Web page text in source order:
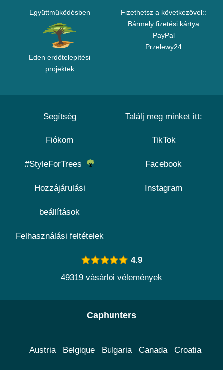
Együttműködésben
Eden erdőtelepítési
projektek
Fizethetsz a következővel::
Bármely fizetési kártya
PayPal
Przelewy24
Segítség
Fiókom
#StyleForTrees
Hozzájárulási
beállítások
Felhasználási feltételek
Találj meg minket itt:
TikTok
Facebook
Instagram
4.9
49319 vásárlói vélemények
Caphunters
Austria Belgique Bulgaria Canada Croatia